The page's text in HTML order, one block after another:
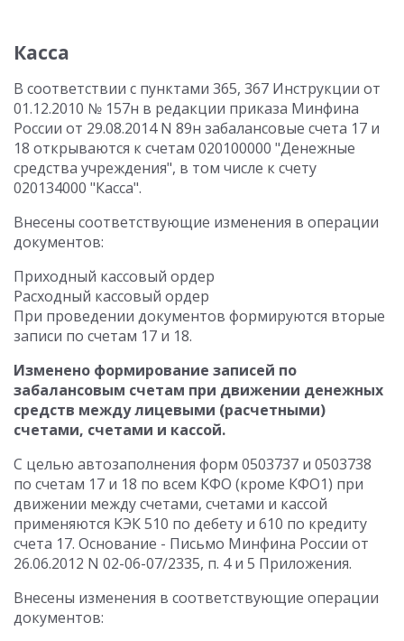
Касса
В соответствии с пунктами 365, 367 Инструкции от
01.12.2010 № 157н в редакции приказа Минфина
России от 29.08.2014 N 89н забалансовые счета 17 и
18 открываются к счетам 020100000 "Денежные
средства учреждения", в том числе к счету
020134000 "Касса".
Внесены соответствующие изменения в операции
документов:
Приходный кассовый ордер
Расходный кассовый ордер
При проведении документов формируются вторые
записи по счетам 17 и 18.
Изменено формирование записей по
забалансовым счетам при движении денежных
средств между лицевыми (расчетными)
счетами, счетами и кассой.
С целью автозаполнения форм 0503737 и 0503738
по счетам 17 и 18 по всем КФО (кроме КФО1) при
движении между счетами, счетами и кассой
применяются КЭК 510 по дебету и 610 по кредиту
счета 17. Основание - Письмо Минфина России от
26.06.2012 N 02-06-07/2335, п. 4 и 5 Приложения.
Внесены изменения в соответствующие операции
документов: